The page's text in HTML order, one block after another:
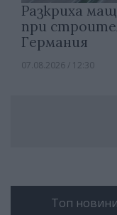
Разкриха
при
Германия
07.08.2026 / 12:30
Топ новини